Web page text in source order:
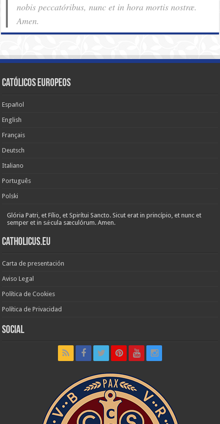
nobis pec­ca­tóribus, nunc et in hora mortis nostræ.
Amen.
Católicos Europeos
Español
English
Français
Deutsch
Italiano
Português
Polski
Glória Patri, et Fílio, et Spirítui Sancto. Sicut erat in princípio, et nunc et
semper et in sǽcula sæculórum. Amen.
Catholicus.eu
Carta de presentación
Aviso Legal
Política de Cookies
Política de Privacidad
Social